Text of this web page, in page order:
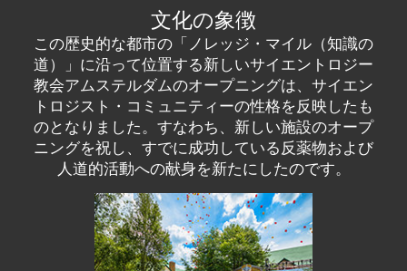
文化の象徴
この歴史的な都市の「ノレッジ・マイル（知識の
道）」に沿って位置する新しいサイエントロジー
教会アムステルダムのオープニングは、サイエン
トロジスト・コミュニティーの性格を反映したも
のとなりました。すなわち、新しい施設のオープ
ニングを祝し、すでに成功している反薬物および
人道的活動への献身を新たにしたのです。